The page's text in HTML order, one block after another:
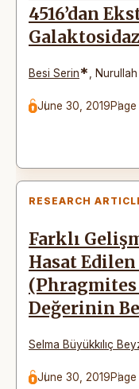
4516’dan
Besi Serin*
June 30, 2019
RESEARCH
Farklı
Hasat
(Phragmites
Değerinin
Selma Büyükkılıç
June 30, 2019